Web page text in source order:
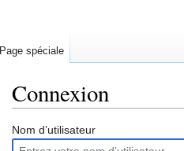
Connexion
Nom d’utilisateur
Page spéciale